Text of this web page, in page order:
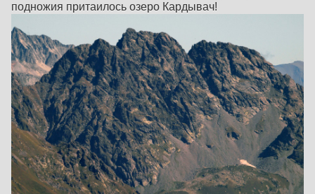
подножия притаилось озеро Кардывач!